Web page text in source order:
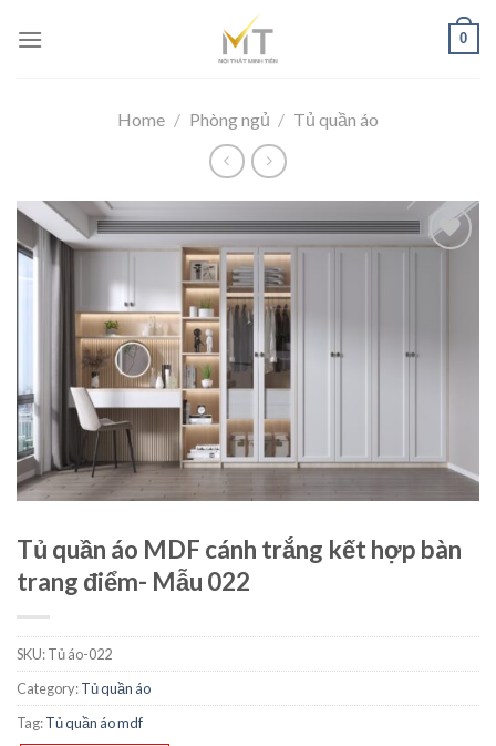
0
Home / Phòng ngủ / Tủ quần áo
Tủ quần áo MDF cánh trắng kết hợp bàn
trang điểm- Mẫu 022
SKU:Tủ áo-022
Category:Tủ quần áo
Tag:Tủ quần áo mdf